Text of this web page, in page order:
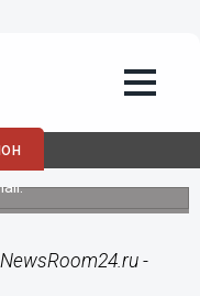
в
-